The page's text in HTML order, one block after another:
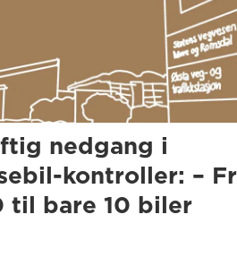
nedgang i
kontroller: –
til bare 10 biler